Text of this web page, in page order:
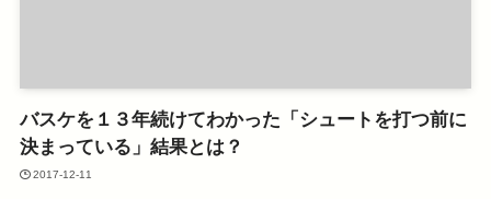
バスケを１３年続けてわかった「シュートを打つ前に
決まっている」結果とは？
2017-12-11